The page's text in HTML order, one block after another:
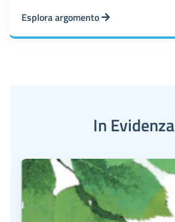
Esplora argomento
In Evidenza